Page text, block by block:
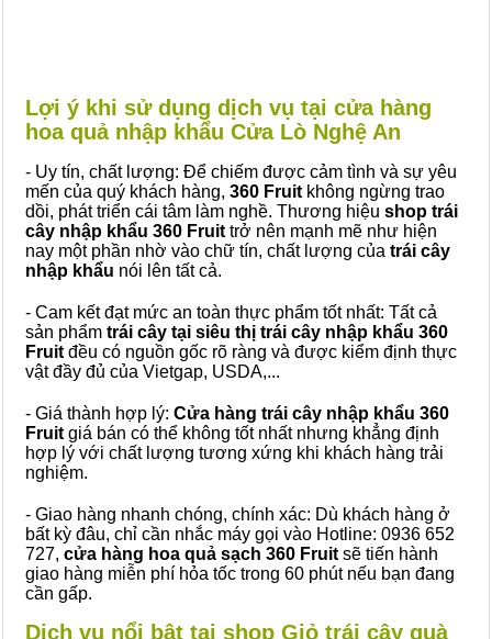
Lợi ý khi sử dụng dịch vụ tại cửa hàng
hoa quả nhập khẩu Cửa Lò Nghệ An
- Uy tín, chất lượng: Để chiếm được cảm tình và sự yêu
mến của quý khách hàng, 360 Fruit không ngừng trao
dồi, phát triển cái tâm làm nghề. Thương hiệu shop trái
cây nhập khẩu 360 Fruit trở nên mạnh mẽ như hiện
nay một phần nhờ vào chữ tín, chất lượng của trái cây
nhập khẩu nói lên tất cả.
- Cam kết đạt mức an toàn thực phẩm tốt nhất: Tất cả
sản phẩm trái cây tại siêu thị trái cây nhập khẩu 360
Fruit đều có nguồn gốc rõ ràng và được kiểm định thực
vật đầy đủ của Vietgap, USDA,...
- Giá thành hợp lý: Cửa hàng trái cây nhập khẩu 360
Fruit giá bán có thể không tốt nhất nhưng khẳng định
hợp lý với chất lượng tương xứng khi khách hàng trải
nghiệm.
- Giao hàng nhanh chóng, chính xác: Dù khách hàng ở
bất kỳ đâu, chỉ cần nhắc máy gọi vào Hotline: 0936 652
727, cửa hàng hoa quả sạch 360 Fruit sẽ tiến hành
giao hàng miễn phí hỏa tốc trong 60 phút nếu bạn đang
cần gấp.
Dịch vụ nổi bật tại shop Giỏ trái cây quà